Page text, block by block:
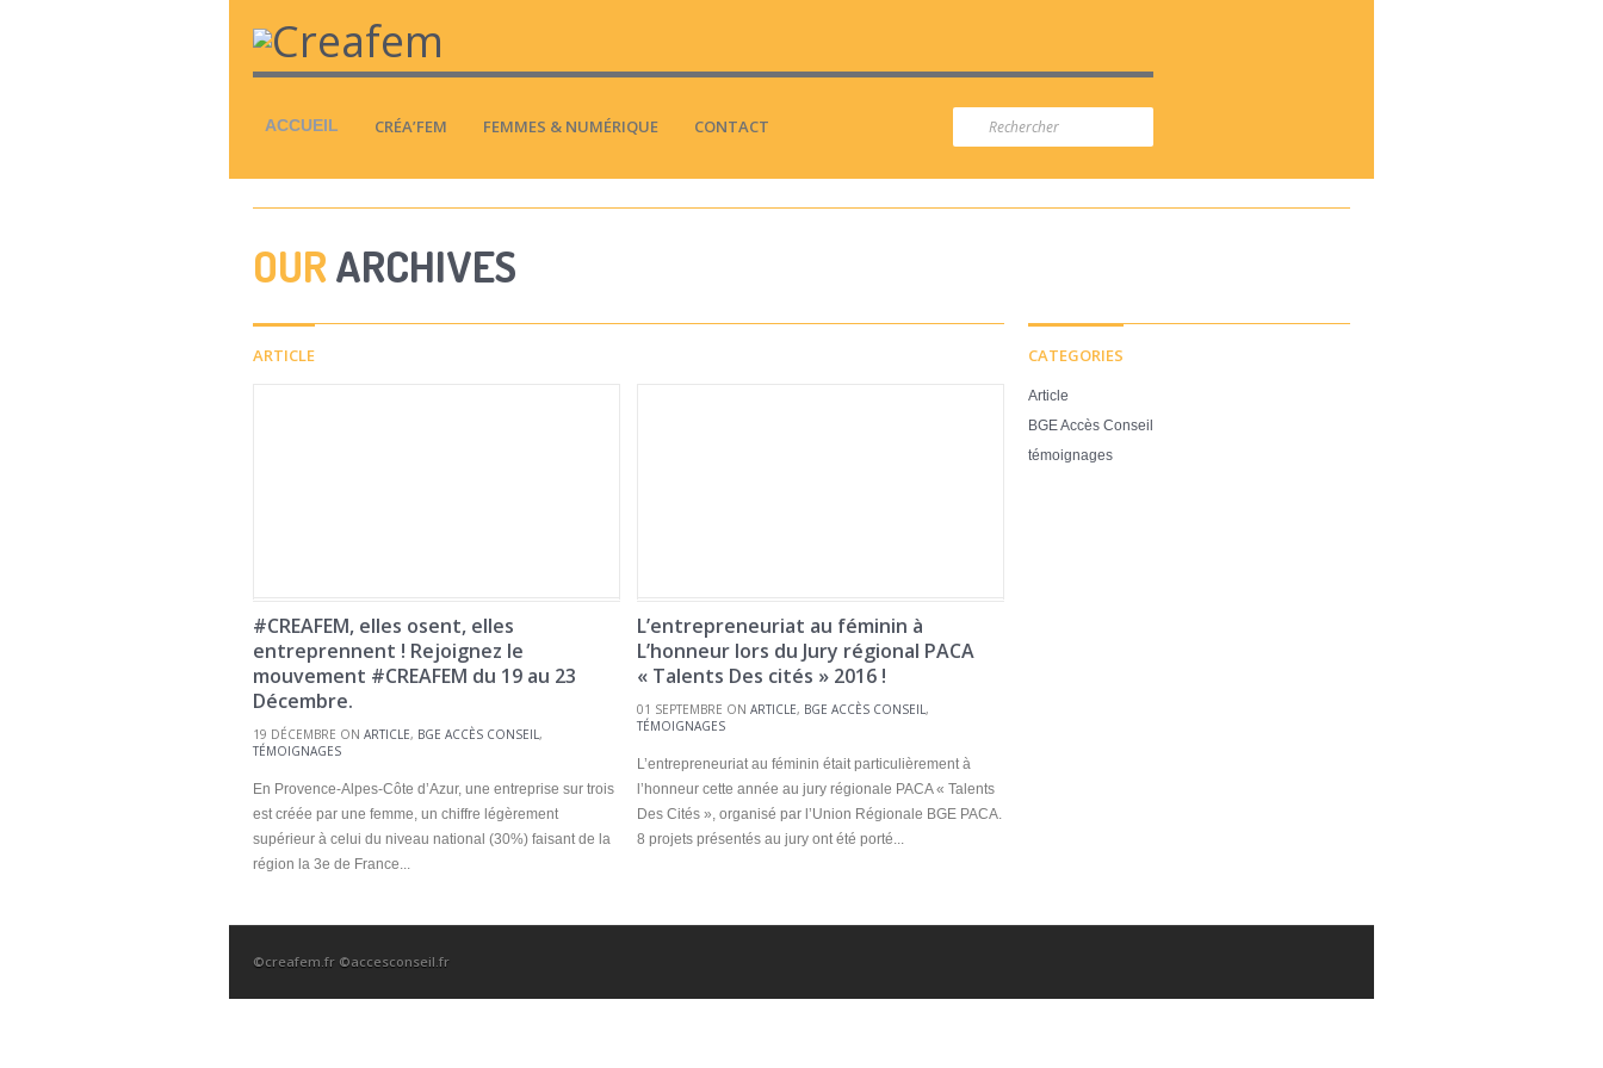
ACCUEIL CRÉA’FEM FEMMES & NUMÉRIQUE CONTACT
OURARCHIVES
ARTICLE
#CREAFEM, elles osent, elles
entreprennent ! Rejoignez le
mouvement #CREAFEM du 19 au 23
Décembre.
19 DÉCEMBRE ON ARTICLE, BGE ACCÈS CONSEIL,
TÉMOIGNAGES
En Provence-Alpes-Côte d’Azur, une entreprise sur trois
est créée par une femme, un chiffre légèrement
supérieur à celui du niveau national (30%) faisant de la
région la 3e de France...
L’entrepreneuriat au féminin à
L’honneur lors du Jury régional PACA
« Talents Des cités » 2016 !
01 SEPTEMBRE ON ARTICLE, BGE ACCÈS CONSEIL,
TÉMOIGNAGES
L’entrepreneuriat au féminin était particulièrement à
l’honneur cette année au jury régionale PACA « Talents
Des Cités », organisé par l’Union Régionale BGE PACA.
8 projets présentés au jury ont été porté...
CATEGORIES
Article
BGE Accès Conseil
témoignages
©creafem.fr ©accesconseil.fr